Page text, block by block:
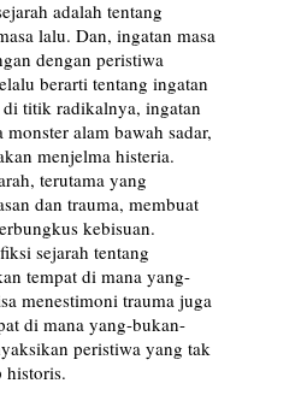
adalah tentang
lalu. Dan, ingatan masa
dengan peristiwa
berarti tentang ingatan
titik radikalnya, ingatan
alam bawah sadar,
menjelma histeria.
terutama yang
dan trauma, membuat
kebisuan.
sejarah tentang
tempat di mana yang-
menestimoni trauma juga
di mana yang-bukan-
peristiwa yang tak
historis.